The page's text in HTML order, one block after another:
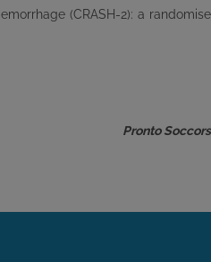
(CRASH-2): a
Pronto